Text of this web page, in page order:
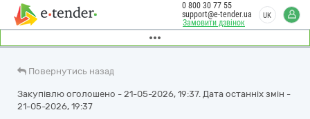
Замовити дзвінок
0 800 30 77 55
support@e-tender.ua
UK
Повернутись назад
Закупівлю оголошено - 21-05-2026, 19:37. Дата останніх змін -
21-05-2026, 19:37